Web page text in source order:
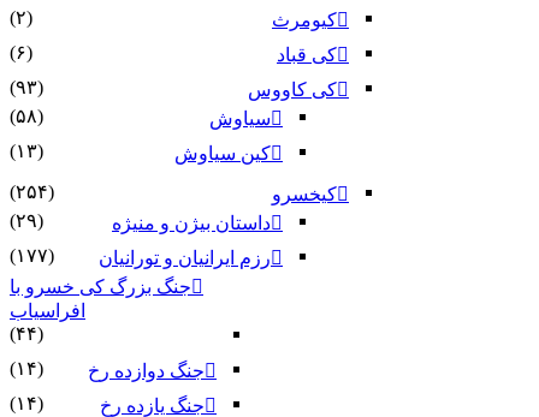
کیومرث
(۲)
کی قباد
(۶)
کی کاووس
(۹۳)
سیاوش
(۵۸)
کین سیاوش
(۱۳)
کیخسرو
(۲۵۴)
داستان بیژن و منیژه
(۲۹)
رزم ایرانیان و تورانیان
(۱۷۷)
جنگ بزرگ کی خسرو با
افراسیاب
(۴۴)
جنگ دوازده رخ
(۱۴)
جنگ یازده رخ
(۱۴)